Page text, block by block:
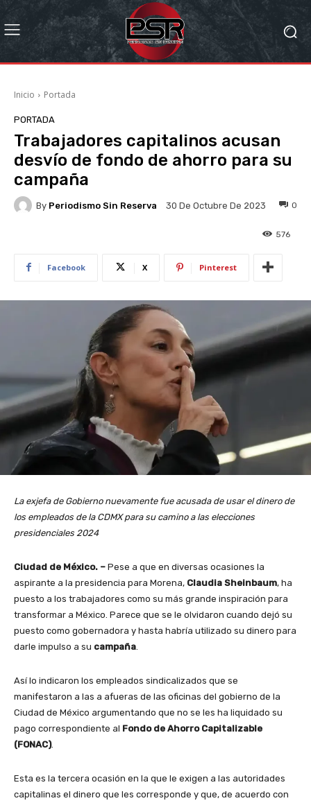
Inicio Portada
PORTADA
Trabajadores capitalinos acusan
desvío de fondo de ahorro para su
campaña
By Periodismo Sin Reserva 30 De Octubre De 2023 0
576
Facebook X Pinterest
La exjefa de Gobierno nuevamente fue acusada de usar el dinero de
los empleados de la CDMX para su camino a las elecciones
presidenciales 2024
Ciudad de México. – Pese a que en diversas ocasiones la
aspirante a la presidencia para Morena, Claudia Sheinbaum, ha
puesto a los trabajadores como su más grande inspiración para
transformar a México. Parece que se le olvidaron cuando dejó su
puesto como gobernadora y hasta habría utilizado su dinero para
darle impulso a su campaña.
Así lo indicaron los empleados sindicalizados que se
manifestaron a las a afueras de las oficinas del gobierno de la
Ciudad de México argumentando que no se les ha liquidado su
pago correspondiente al Fondo de Ahorro Capitalizable
(FONAC).
Esta es la tercera ocasión en la que le exigen a las autoridades
capitalinas el dinero que les corresponde y que, de acuerdo con